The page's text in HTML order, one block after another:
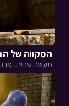
המקווה של
מעשה שהיה › פרק 60